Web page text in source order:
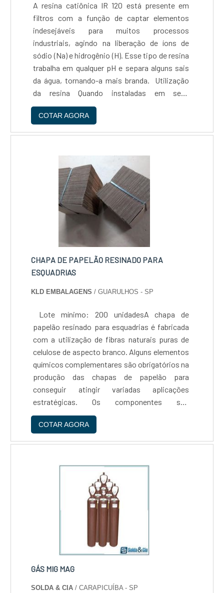
perguntas. - Fornecimento de pequenas
quantidades. Não perca a oportunidade de
experimentar a diferença que nosso cimento
branco pode fazer em seus projetos de
construção. Entre em contato conosco hoje
mesmo para saber mais e fazer seu pedido!
COMPOSIÇÃO QUÍMICA - Composto de
silicatos, aluminatos e ferro aluminato, gesso
e cargas minerais PROPRIEDADES FÍSICAS E
QUÍMICAS - Característica Especificação
Resultado obtido - Aspecto (estado físico,
de odor: Específico do produto -
Granulometria: Máximo 0,50% retido #400
A resina catiônica IR 120 está presente em
filtros com a função de captar elementos
indesejáveis para muitos processos
industriais, agindo na liberação de íons de
sódio (Na) e hidrogênio (H). Esse tipo de resina
trabalha em qualquer pH e separa alguns sais
da água, tornando-a mais branda. Utilização
da resina Quando instaladas em seus
respectivos vasos de trabalho, a resina
catiônica deve se submeter a um
procedimento de ativação, pois aprese....
COTAR AGORA
CHAPA DE PAPELÃO RESINADO PARA
ESQUADRIAS
KLD EMBALAGENS / GUARULHOS - SP
Lote mínimo: 200 unidadesA chapa de
papelão resinado para esquadrias é fabricada
com a utilização de fibras naturais puras de
celulose de aspecto branco. Alguns elementos
químicos complementares são obrigatórios na
produção das chapas de papelão para
conseguir atingir variadas aplicações
estratégicas. Os componentes são
acrescentados na mistura durante o
desenvolvimento ou no momento de se aplicar
o revestimento nas propriedades do papelão,
COTAR AGORA
GÁS MIG MAG
SOLDA & CIA / CARAPICUÍBA - SP